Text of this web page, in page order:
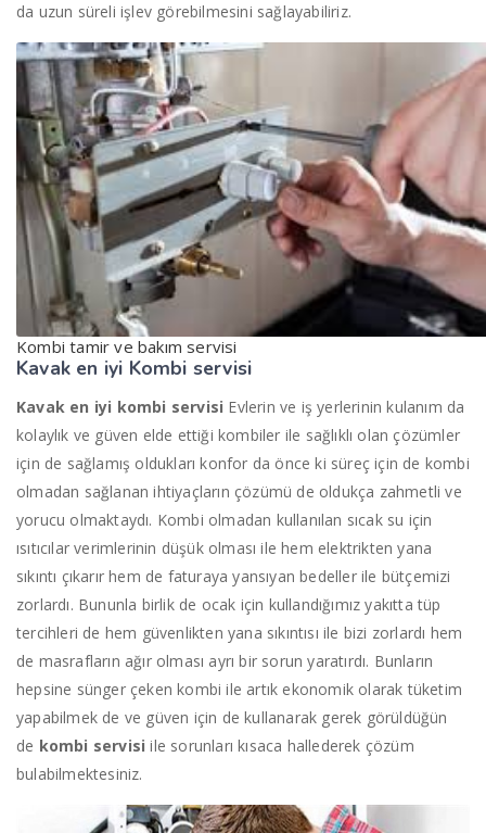
da uzun süreli işlev görebilmesini sağlayabiliriz.
Kombi tamir ve bakım servisi
Kavak en iyi Kombi servisi
Kavak en iyi kombi servisi Evlerin ve iş yerlerinin kulanım da
kolaylık ve güven elde ettiği kombiler ile sağlıklı olan çözümler
için de sağlamış oldukları konfor da önce ki süreç için de kombi
olmadan sağlanan ihtiyaçların çözümü de oldukça zahmetli ve
yorucu olmaktaydı. Kombi olmadan kullanılan sıcak su için
ısıtıcılar verimlerinin düşük olması ile hem elektrikten yana
sıkıntı çıkarır hem de faturaya yansıyan bedeller ile bütçemizi
zorlardı. Bununla birlik de ocak için kullandığımız yakıtta tüp
tercihleri de hem güvenlikten yana sıkıntısı ile bizi zorlardı hem
de masrafların ağır olması ayrı bir sorun yaratırdı. Bunların
hepsine sünger çeken kombi ile artık ekonomik olarak tüketim
yapabilmek de ve güven için de kullanarak gerek görüldüğün
de kombi servisi ile sorunları kısaca hallederek çözüm
bulabilmektesiniz.